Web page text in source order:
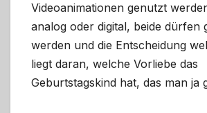
Videoanimationen genutzt
analog oder digital, beide dürfen
werden und die Entscheidung
liegt daran, welche Vorliebe das
Geburtstagskind hat, das man ja